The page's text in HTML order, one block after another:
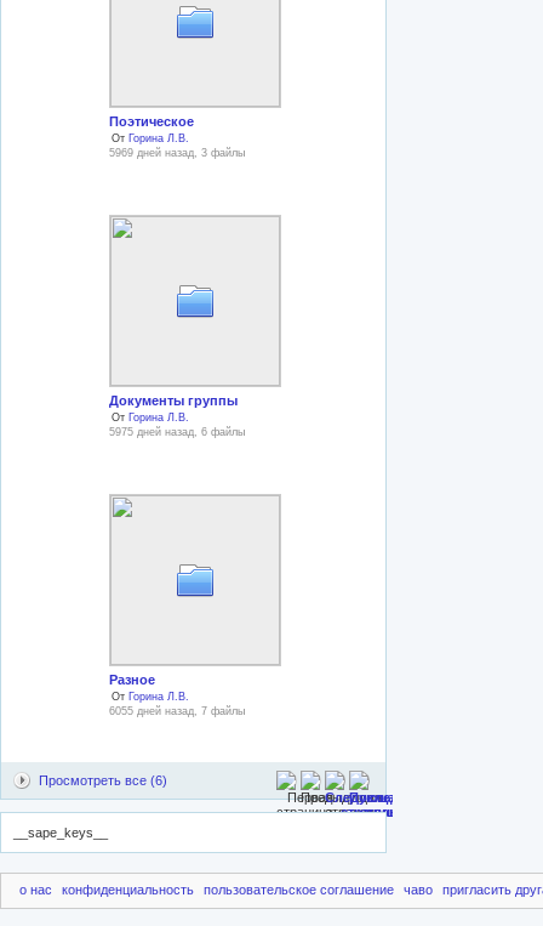
Поэтическое
От Горина Л.В.
5969 дней назад, 3 файлы
Документы группы
От Горина Л.В.
5975 дней назад, 6 файлы
Разное
От Горина Л.В.
6055 дней назад, 7 файлы
Просмотреть все (6)
__sape_keys__
о нас конфиденциальность пользовательское соглашение чаво пригласить